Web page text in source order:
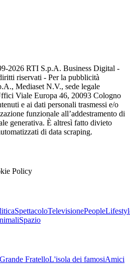
2026 RTI S.p.A. Business Digital -
riservati - Per la pubblicità
Mediaset N.V., sede legale
Viale Europa 46, 20093 Cologno
e ai dati personali trasmessi e/o
funzionale all’addestramento di
generativa. È altresì fatto divieto
di data scraping.
Policy
SpettacoloTelevisionePeople
Spazio
Grande FratelloL'isola dei famosiAmici